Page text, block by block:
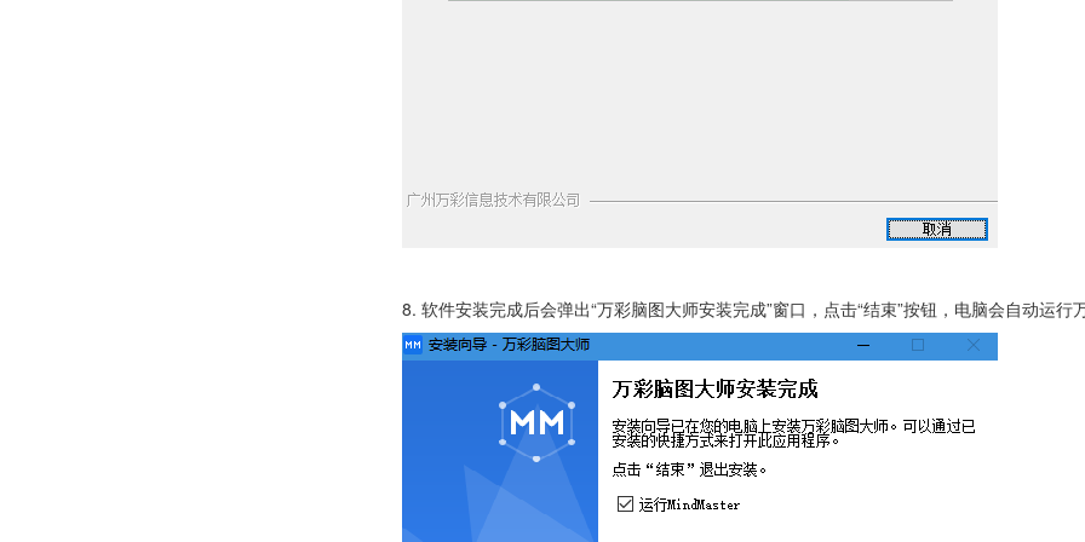
8. 软件安装完成后会弹出“万彩脑图大师安装完成”窗口，点击“结束”按钮，电脑会自动运行